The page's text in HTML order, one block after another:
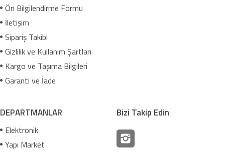
Ön Bilgilendirme Formu
İletişim
Sipariş Takibi
Gizlilik ve Kullanım Şartları
Kargo ve Taşıma Bilgileri
Garanti ve İade
DEPARTMANLAR
Elektronik
Yapı Market
Bizi Takip Edin